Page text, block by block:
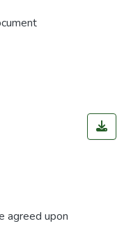
agreed upon